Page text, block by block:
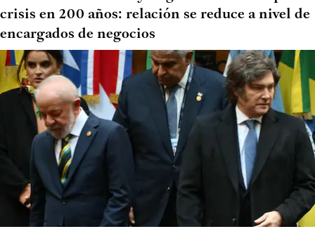
crisis en 200 años: relación se reduce a nivel de
encargados de negocios